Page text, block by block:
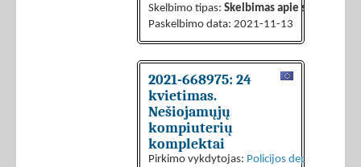
Skelbimo tipas: Skelbimas apie sutarties
Paskelbimo data: 2021-11-13
2021-668975: 24
kvietimas.
Nešiojamųjų
kompiuterių
komplektai
Pirkimo vykdytojas: Policijos